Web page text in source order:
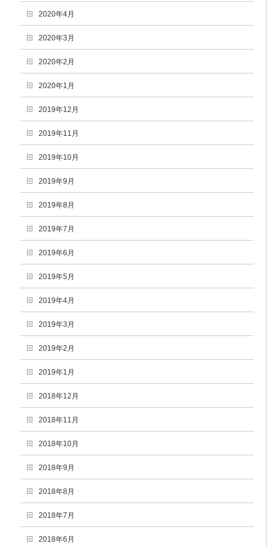
2020年4月
2020年3月
2020年2月
2020年1月
2019年12月
2019年11月
2019年10月
2019年9月
2019年8月
2019年7月
2019年6月
2019年5月
2019年4月
2019年3月
2019年2月
2019年1月
2018年12月
2018年11月
2018年10月
2018年9月
2018年8月
2018年7月
2018年6月